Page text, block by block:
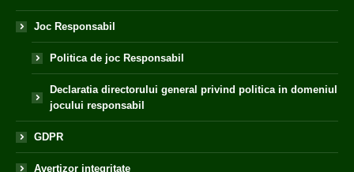
Joc Responsabil
Politica de joc Responsabil
Declaratia directorului general privind politica in domeniul
jocului responsabil
GDPR
Avertizor integritate